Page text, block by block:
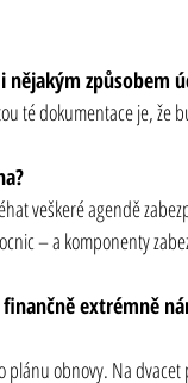
způsobem
té dokumentace je, že
veškeré agendě
– a komponenty
extrémně
obnovy. Na